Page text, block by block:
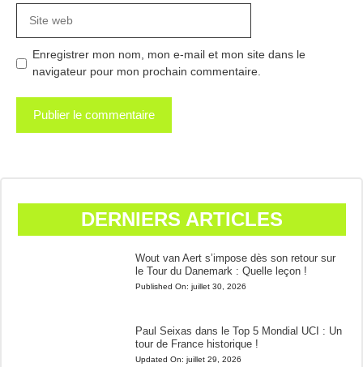
web
Enregistrer mon nom, mon e-mail et mon site dans le
navigateur pour mon prochain commentaire.
DERNIERS ARTICLES
Wout van Aert s’impose dès son retour sur
le Tour du Danemark : Quelle leçon !
Published On: juillet 30, 2026
Paul Seixas dans le Top 5 Mondial UCI : Un
tour de France historique !
Updated On: juillet 29, 2026